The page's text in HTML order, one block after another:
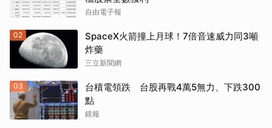
自由電子報
02
SpaceX火箭撞上月球！7倍音速威力同3噸
炸藥
三立新聞網
03
台積電領跌 台股再戰4萬5無力、下跌300
點
鏡報